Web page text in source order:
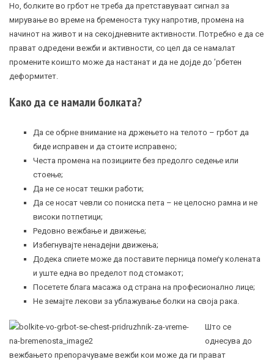
Но, болките во грбот не треба да претставуваат сигнал за
мирување во време на бременоста туку напротив, промена на
начинот на живот и на секојдневните активности. Потребно е да се
прават одредени вежби и активности, со цел да се намалат
промените коишто може да настанат и да не дојде до ’рбетен
деформитет.
Како да се намали болката?
Да се обрне внимание на држењето на телото – грбот да
биде исправен и да стоите исправено;
Честа промена на позициите без предолго седење или
стоење;
Да не се носат тешки работи;
Да се носат чевли со пониска пета – не целосно рамна и не
високи потпетици;
Редовно вежбање и движење;
Избегнувајте ненадејни движења;
Додека спиете може да поставите перница помеѓу колената
и уште една во пределот под стомакот;
Посетете блага масажа од страна на професионално лице;
Не земајте лекови за ублажување болки на своја рака.
Што се
однесува до
вежбањето препорачуваме вежби кои може да ги прават